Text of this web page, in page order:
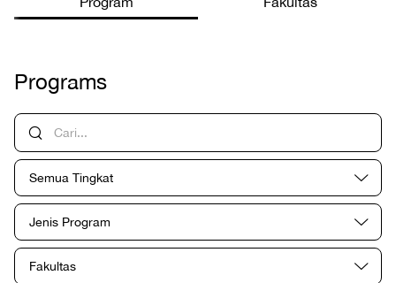
Programs
Semua Tingkat
Jenis Program
Fakultas